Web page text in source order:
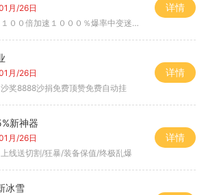
月/26日
１００倍加速１０００％爆率中变迷失单职
详情
月/26日
沙奖8888沙捐免费顶赞免费自动挂
详情
新神器
月/26日
上线送切割/狂暴/装备保值/终极乱爆
详情
冰雪